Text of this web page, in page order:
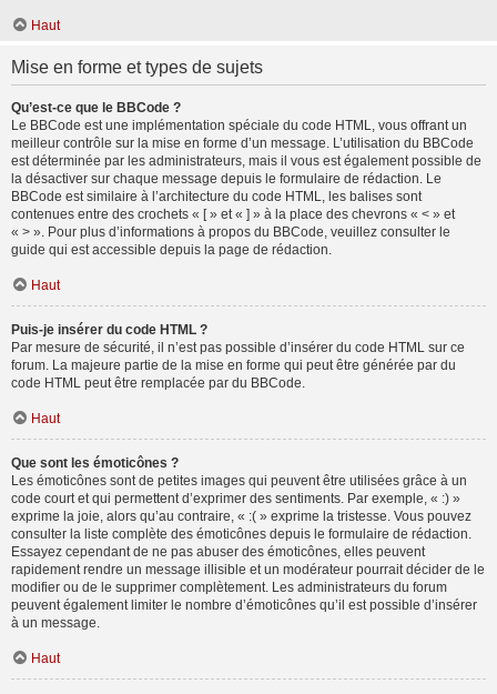
Haut
Mise en forme et types de sujets
Qu’est-ce que le BBCode ?
Le BBCode est une implémentation spéciale du code HTML, vous offrant un
meilleur contrôle sur la mise en forme d’un message. L’utilisation du BBCode
est déterminée par les administrateurs, mais il vous est également possible de
la désactiver sur chaque message depuis le formulaire de rédaction. Le
BBCode est similaire à l’architecture du code HTML, les balises sont
contenues entre des crochets « [ » et « ] » à la place des chevrons « < » et
« > ». Pour plus d’informations à propos du BBCode, veuillez consulter le
guide qui est accessible depuis la page de rédaction.
Haut
Puis-je insérer du code HTML ?
Par mesure de sécurité, il n’est pas possible d’insérer du code HTML sur ce
forum. La majeure partie de la mise en forme qui peut être générée par du
code HTML peut être remplacée par du BBCode.
Haut
Que sont les émoticônes ?
Les émoticônes sont de petites images qui peuvent être utilisées grâce à un
code court et qui permettent d’exprimer des sentiments. Par exemple, « :) »
exprime la joie, alors qu’au contraire, « :( » exprime la tristesse. Vous pouvez
consulter la liste complète des émoticônes depuis le formulaire de rédaction.
Essayez cependant de ne pas abuser des émoticônes, elles peuvent
rapidement rendre un message illisible et un modérateur pourrait décider de le
modifier ou de le supprimer complètement. Les administrateurs du forum
peuvent également limiter le nombre d’émoticônes qu’il est possible d’insérer
à un message.
Haut